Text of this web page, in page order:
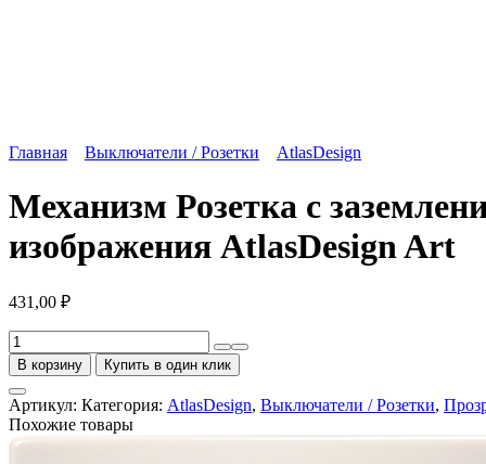
Главная Выключатели / Розетки AtlasDesign
Механизм Розетка с
изображения AtlasDesign Art
431,00 ₽
Количество
товара
Механизм
Розетка
с
заземлением
В корзину Купить в один клик
Артикул: Категория: AtlasDesign, Выключатели / Розетки,
Похожие товары